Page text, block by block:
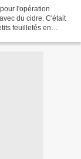
l'opération
du cidre. C'était
feuilletés en